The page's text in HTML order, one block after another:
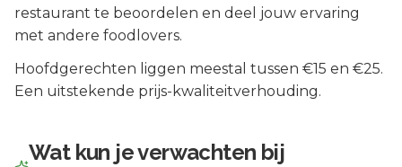
restaurant te beoordelen en deel jouw ervaring
met andere foodlovers.
Hoofdgerechten liggen meestal tussen €15 en €25.
Een uitstekende prijs-kwaliteitverhouding.
Wat kun je verwachten bij